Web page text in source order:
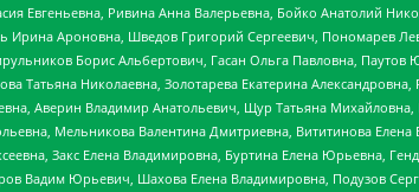
Евгеньевна, Ривина Анна Валерьевна, Бойко Анатолий
Ароновна, Шведов Григорий Сергеевич, Пономарев
Борис Альбертович, Гасан Ольга Павловна,
Татьяна Николаевна, Золотарева Екатерина
Аверин Владимир Анатольевич, Щур Татьяна
Мельникова Валентина Дмитриевна, Вититинова
Закс Елена Владимировна, Буртина Елена Юрьевна,
Вадим Юрьевич, Шахова Елена Владимировна, Подузов